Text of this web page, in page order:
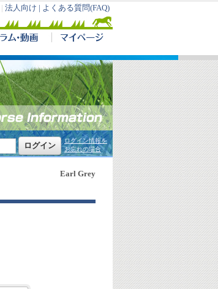
法人向け | よくある質問(FAQ)
ログイン情報を
お忘れの場合
Earl Grey